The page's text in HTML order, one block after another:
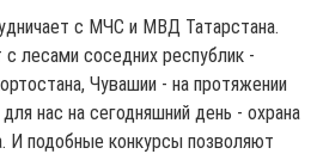
с МЧС и МВД Татарстана.
с лесами соседних республик -
Чувашии - на протяжении
нас на сегодняшний день - охрана
И подобные конкурсы позволяют